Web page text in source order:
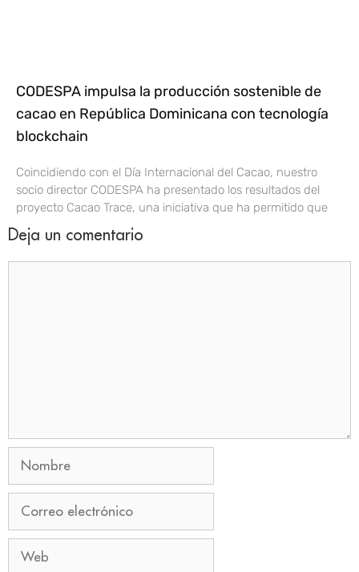
CODESPA impulsa la producción sostenible de
cacao en República Dominicana con tecnología
blockchain
Coincidiendo con el Día Internacional del Cacao, nuestro
socio director CODESPA ha presentado los resultados del
proyecto Cacao Trace, una iniciativa que ha permitido que
Deja un comentario